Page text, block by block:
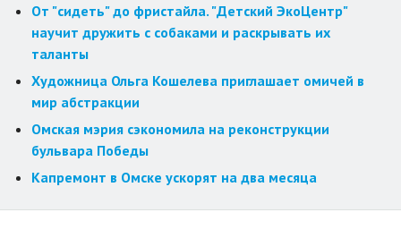
От "сидеть" до фристайла. "Детский ЭкоЦентр"
научит дружить с собаками и раскрывать их
таланты
Художница Ольга Кошелева приглашает омичей в
мир абстракции
Омская мэрия сэкономила на реконструкции
бульвара Победы
Капремонт в Омске ускорят на два месяца